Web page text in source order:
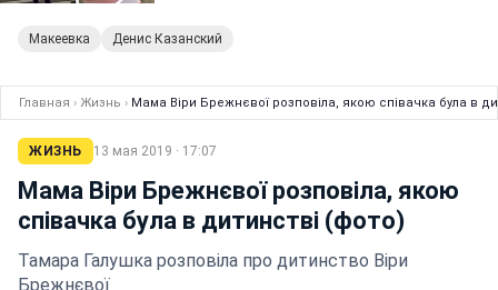
Макеевка Денис Казанский
Главная › Жизнь › Мама Віри Брежнєвої розповіла, якою співачка була в
ЖИЗНЬ 13 мая 2019 · 17:07
Мама Віри Брежнєвої розповіла, якою
співачка була в дитинстві (фото)
Тамара Галушка розповіла про дитинство Віри
Брежнєвої